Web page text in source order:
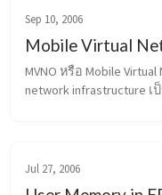
Sep 10, 2006
Mobile Virtual
MVNO หรือ Mobile
network infrastructure
Jul 27, 2006